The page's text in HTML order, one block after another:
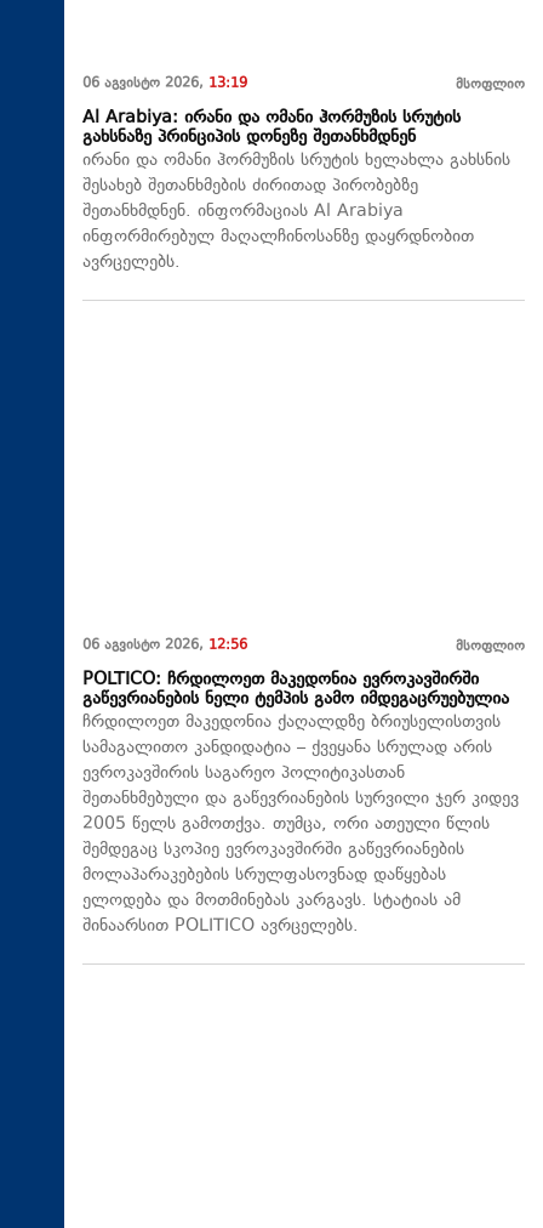
06 აგვისტო 2026, 13:19 მსოფლიო
Al Arabiya: ირანი და ომანი ჰორმუზის სრუტის
გახსნაზე პრინციპის დონეზე შეთანხმდნენ
ირანი და ომანი ჰორმუზის სრუტის ხელახლა გახსნის
შესახებ შეთანხმების ძირითად პირობებზე
შეთანხმდნენ. ინფორმაციას Al Arabiya
ინფორმირებულ მაღალჩინოსანზე დაყრდნობით
ავრცელებს.
06 აგვისტო 2026, 12:56 მსოფლიო
POLTICO: ჩრდილოეთ მაკედონია ევროკავშირში
გაწევრიანების ნელი ტემპის გამო იმდეგაცრუებულია
ჩრდილოეთ მაკედონია ქაღალდზე ბრიუსელისთვის
სამაგალითო კანდიდატია – ქვეყანა სრულად არის
ევროკავშირის საგარეო პოლიტიკასთან
შეთანხმებული და გაწევრიანების სურვილი ჯერ კიდევ
2005 წელს გამოთქვა. თუმცა, ორი ათეული წლის
შემდეგაც სკოპიე ევროკავშირში გაწევრიანების
მოლაპარაკებების სრულფასოვნად დაწყებას
ელოდება და მოთმინებას კარგავს. სტატიას ამ
შინაარსით POLITICO ავრცელებს.